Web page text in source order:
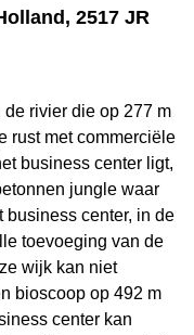
2517 JR
rivier die op 277 m
rust met commerciële
business center ligt,
jungle waar
business center, in de
toevoeging van de
wijk kan niet
bioscoop op 492 m
center kan